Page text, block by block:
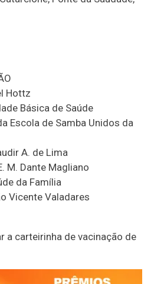
Hottz
Básica de Saúde
Escola de Samba Unidos da
A. de Lima
M. Dante Magliano
da Família
Vicente Valadares
a carteirinha de vacinação de